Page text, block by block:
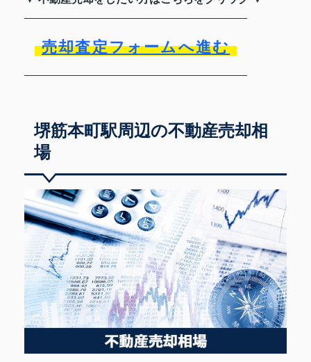
売却査定フォームへ進む
堺筋本町駅周辺の不動産売却相
場